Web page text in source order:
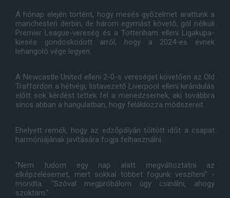
A hónap elején történt, hogy mesés győzelmet arattunk a
manchesteri derbin, de három egymást követő, gól nélküli
Premier League-vereség és a Tottenham elleni Ligakupa-
kiesés gondoskodott arról, hogy a 2024-es évnek
lehangoló vége legyen.
A Newcastle United elleni 2-0-s vereséget követően az Old
Traffordon a hétvégi, listavezető Liverpool elleni kirándulás
előtt sok kérdést tettek fel a menedzsernek, aki továbbra
sincs abban a hangulatban, hogy feláldozza módszereit.
Ehelyett reméli, hogy az edzőpályán töltött időt a csapat
harmóniájának javítására fogja felhasználni.
"Nem tudom egy nap alatt megváltoztatni az
elképzelésemet, mert sokkal többet fogunk veszíteni" -
mondta. "Szóval megpróbálom úgy csinálni, ahogy
szoktam."